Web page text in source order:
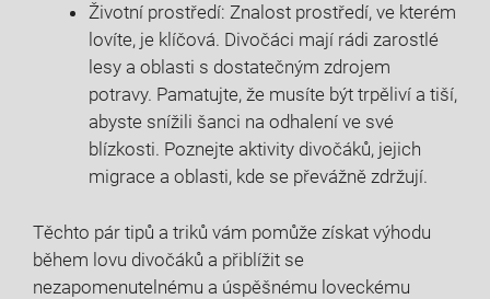
Životní prostředí: Znalost prostředí, ve kterém
lovíte, je klíčová. Divočáci mají rádi zarostlé
lesy a oblasti s dostatečným zdrojem
potravy. Pamatujte, že musíte být trpěliví‌ a tiší,
abyste snížili šanci na‍ odhalení ve své
⁤blízkosti. Poznejte aktivity divočáků, jejich
migrace a oblasti, kde se převážně zdržují.
Těchto pár tipů a triků vám pomůže získat výhodu
během lovu divočáků a přiblížit se
nezapomenutelnému​ a úspěšnému loveckému⁣